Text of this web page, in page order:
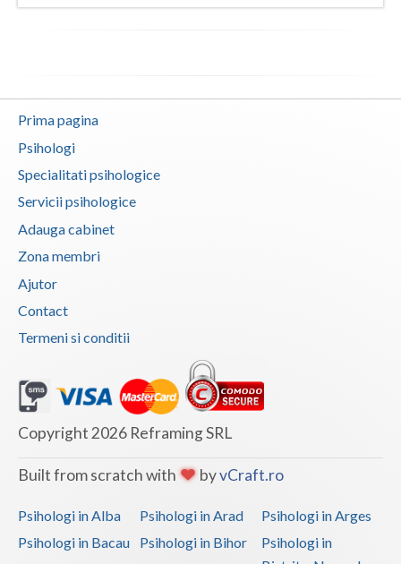
Prima pagina
Psihologi
Specialitati psihologice
Servicii psihologice
Adauga cabinet
Zona membri
Ajutor
Contact
Termeni si conditii
Copyright 2026 Reframing SRL
Built from scratch with byvCraft.ro
Psihologi in Alba Psihologi in Arad
Psihologi in Arges
Psihologi in Bacau
Psihologi in Bihor
Psihologi in